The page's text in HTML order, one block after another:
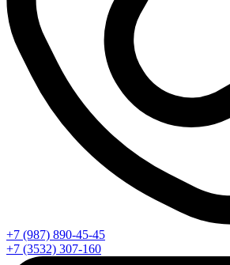
+7 (987) 890-45-45
+7 (3532) 307-160